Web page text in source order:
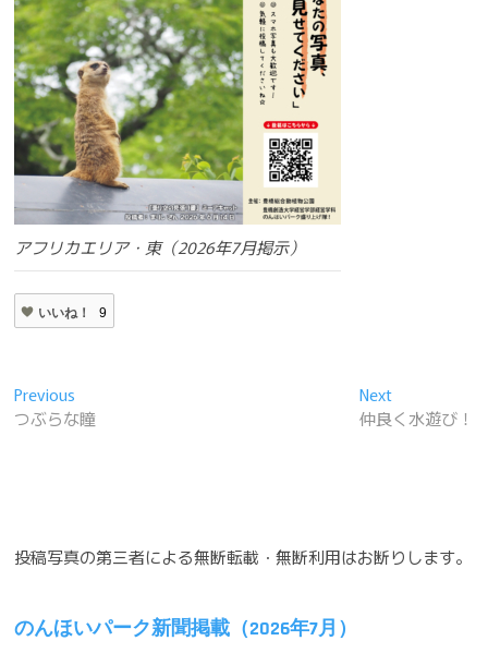
アフリカエリア・東（2026年7月掲示）
いいね！ 9
投
稿
ー
ョ
Previous
post:
つぶらな瞳
NextNext
post:
仲良く水遊び！
投稿写真の第三者による無断転載・無断利用はお断りします。
のんほいパーク新聞掲載（2026年7月）